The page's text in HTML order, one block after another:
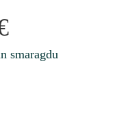
smaragdu